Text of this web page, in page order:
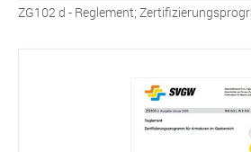
ZG102 d - Reglement;